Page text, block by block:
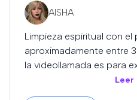
AISHA
Limpieza espiritual con
aproximadamente entre
la videollamada es para
todo, y que me expongas
Leer